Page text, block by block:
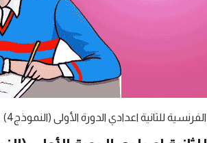
للثانية اعدادي الدورة الأولى (النموذج4)